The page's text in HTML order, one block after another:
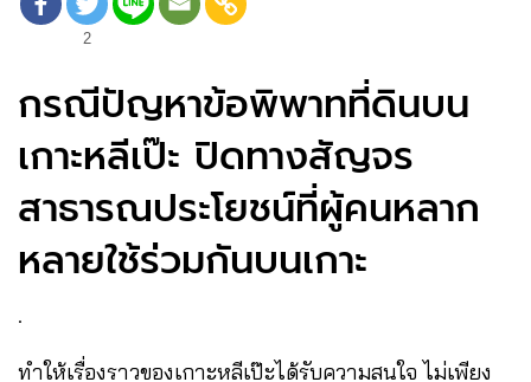
2
กรณีปัญหาข้อพิพาทที่ดินบน
เกาะหลีเป๊ะ ปิดทางสัญจร
สาธารณประโยชน์ที่ผู้คนหลาก
หลายใช้ร่วมกันบนเกาะ
.
ทำให้เรื่องราวของเกาะหลีเป๊ะได้รับความสนใจ ไม่เพียง